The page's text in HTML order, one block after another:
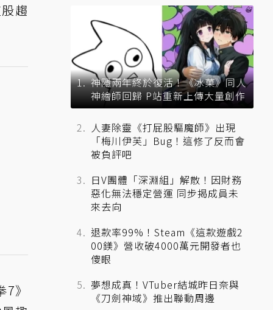
趨
》
神隱兩年終於復活！《冰菓》同人
神繪師回歸 P站重新上傳大量創作
人妻除靈《打屁股驅魔師》出現
「梅川伊芙」Bug！這修了反而會
被負評吧
日V團體「深淵組」解散！因財務
惡化無法穩定營運 同步揭成員未
來去向
退款率99%！Steam《這款遊戲2
00鎂》營收破4000萬元開發者也
傻眼
夢想成真！VTuber結城昨日奈與
《刀劍神域》推出聯動周邊